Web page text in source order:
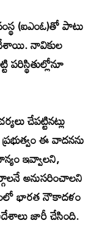
(ఐఎంఓ)తో పాటు
నావికుల
పరిస్థితుల్లోనూ
చేపట్టినట్లు
ఈ వాదనను
ఇవ్వాలని,
అనుసరించాలని
భారత నౌకాదళం
జారీ చేసింది.